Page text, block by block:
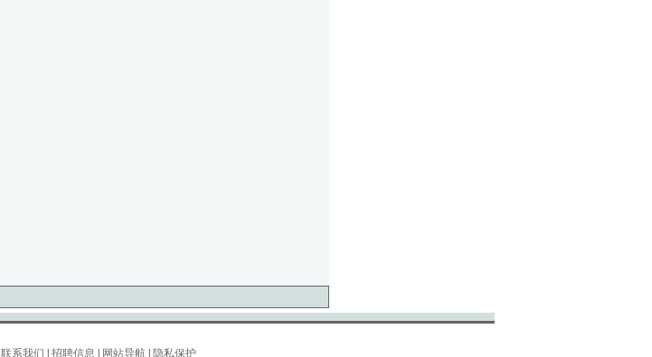
联系我们 招聘信息 网站导航| 隐私保护